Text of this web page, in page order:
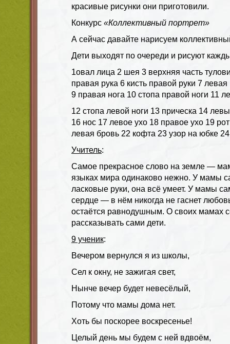
красивые рисунки они приготовили.
Конкурс «Коллективный портрет»
А сейчас давайте нарисуем
Дети выходят по очереди и рисуют
1овал лица 2 шея 3 верхняя часть
правая рука 6 кисть правой руки 7 левая
9 правая нога 10 стопа правой ноги 11
12 стопа левой ноги 13 прическа 14
16 нос 17 левое ухо 18 правое ухо 19
левая бровь 22 кофта 23 узор на юбке
Учитель:
Самое прекрасное слово на земле —
языках мира одинаково нежно. У мамы
ласковые руки, она всё умеет. У мамы
сердце — в нём никогда не гаснет
остаётся равнодушным. О своих мамах
рассказывать сами дети.
9 ученик:
Вечером вернулся я из школы,
Сел к окну, не зажигая свет,
Нынче вечер будет невесёлый,
Потому что мамы дома нет.
Хоть бы поскорее воскресенье!
Целый день мы будем с ней вдвоём,